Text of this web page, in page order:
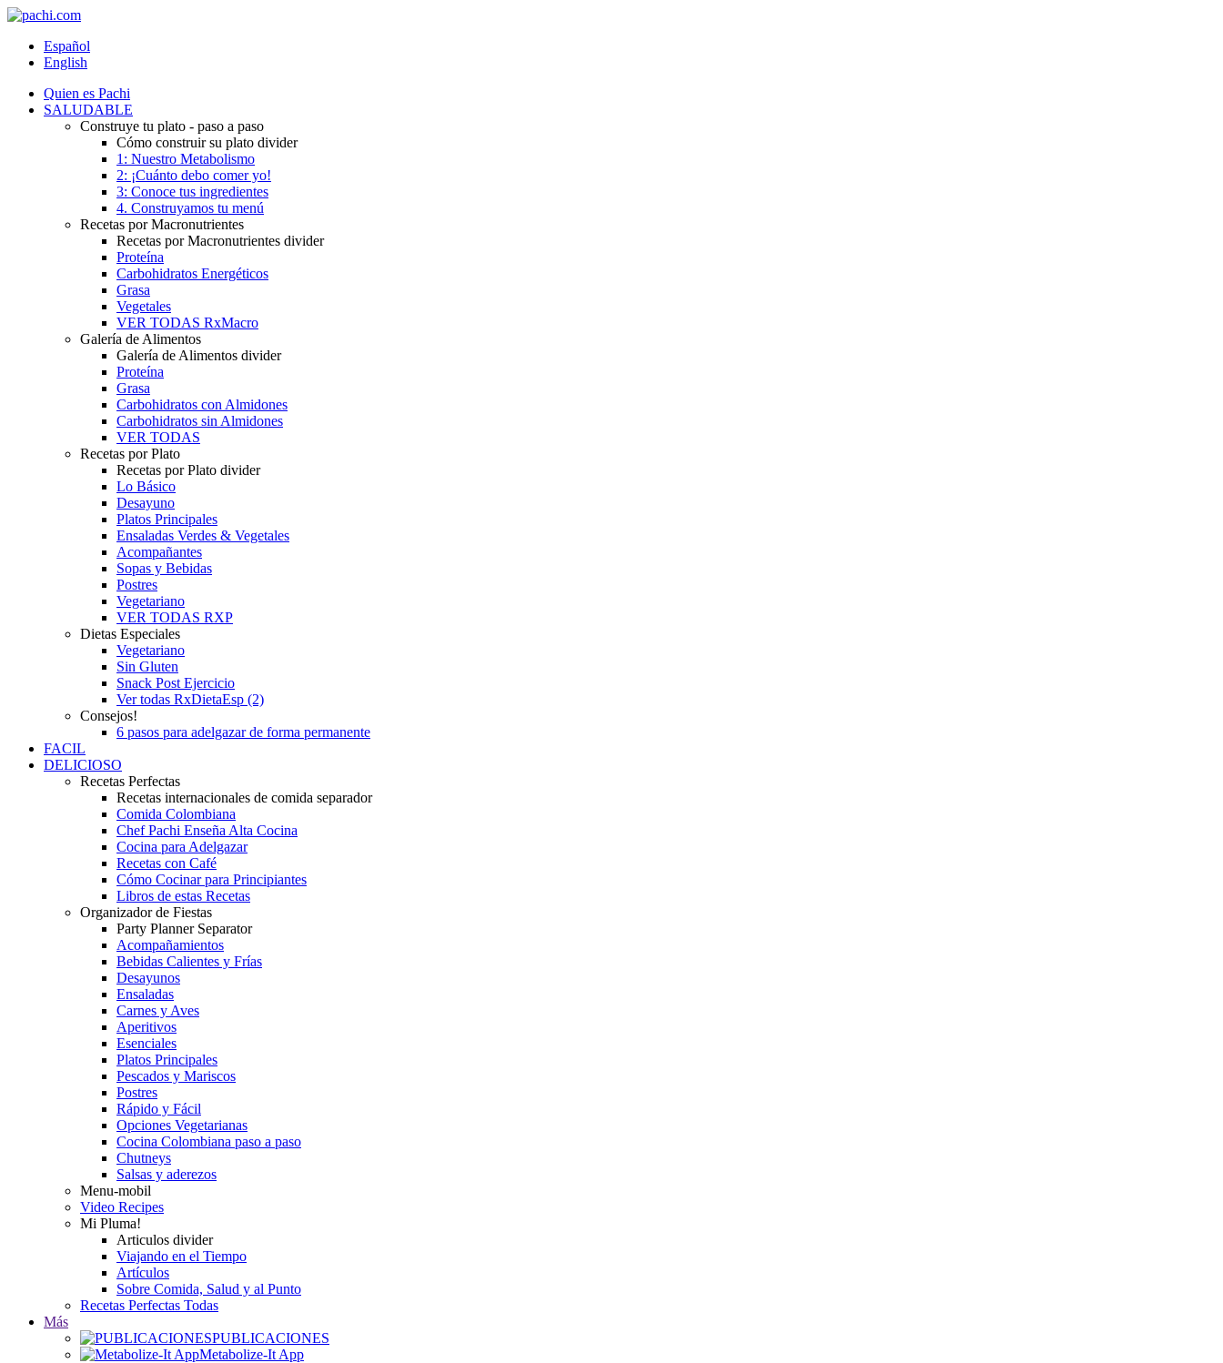
Español
English
Quien es Pachi
SALUDABLE
Construye tu plato - paso a paso
Cómo construir su plato divider
1: Nuestro Metabolismo
2: ¡Cuánto debo comer yo!
3: Conoce tus ingredientes
4. Construyamos tu menú
Recetas por Macronutrientes
Recetas por Macronutrientes divider
Proteína
Carbohidratos Energéticos
Grasa
Vegetales
VER TODAS RxMacro
Galería de Alimentos
Galería de Alimentos divider
Proteína
Grasa
Carbohidratos con Almidones
Carbohidratos sin Almidones
VER TODAS
Recetas por Plato
Recetas por Plato divider
Lo Básico
Desayuno
Platos Principales
Ensaladas Verdes & Vegetales
Acompañantes
Sopas y Bebidas
Postres
Vegetariano
VER TODAS RXP
Dietas Especiales
Vegetariano
Sin Gluten
Snack Post Ejercicio
Ver todas RxDietaEsp (2)
Consejos!
6 pasos para adelgazar de forma permanente
FACIL
DELICIOSO
Recetas Perfectas
Recetas internacionales de comida separador
Comida Colombiana
Chef Pachi Enseña Alta Cocina
Cocina para Adelgazar
Recetas con Café
Cómo Cocinar para Principiantes
Libros de estas Recetas
Organizador de Fiestas
Party Planner Separator
Acompañamientos
Bebidas Calientes y Frías
Desayunos
Ensaladas
Carnes y Aves
Aperitivos
Esenciales
Platos Principales
Pescados y Mariscos
Postres
Rápido y Fácil
Opciones Vegetarianas
Cocina Colombiana paso a paso
Chutneys
Salsas y aderezos
Menu-mobil
Video Recipes
Mi Pluma!
Articulos divider
Viajando en el Tiempo
Artículos
Sobre Comida, Salud y al Punto
Recetas Perfectas Todas
Más
PUBLICACIONES
Metabolize-It App